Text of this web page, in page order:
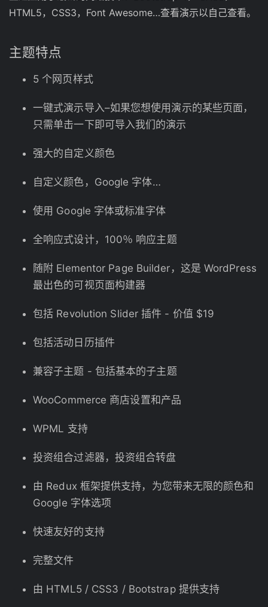
HTML5，CSS3，Font Awesome…查看演示以自己查看。
主题特点
5 个网页样式
一键式演示导入–如果您想使用演示的某些页面，
只需单击一下即可导入我们的演示
强大的自定义颜色
自定义颜色，Google 字体…
使用 Google 字体或标准字体
全响应式设计，100％ 响应主题
随附 Elementor Page Builder，这是 WordPress
最出色的可视页面构建器
包括 Revolution Slider 插件 - 价值 $19
包括活动日历插件
兼容子主题 - 包括基本的子主题
WooCommerce 商店设置和产品
WPML 支持
投资组合过滤器，投资组合转盘
由 Redux 框架提供支持，为您带来无限的颜色和
Google 字体选项
快速友好的支持
完整文件
由 HTML5 / CSS3 / Bootstrap 提供支持